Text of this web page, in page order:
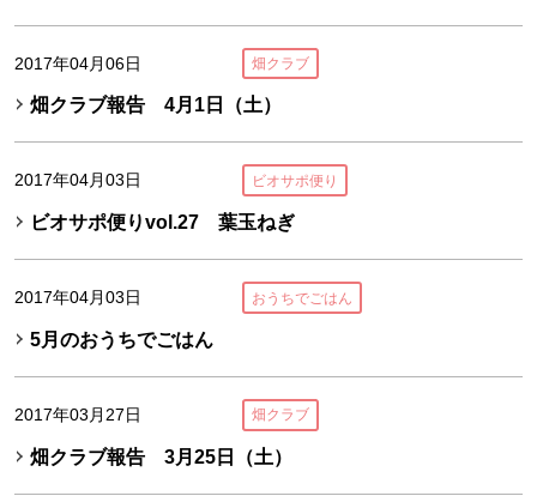
2017年04月06日 畑クラブ
畑クラブ報告 4月1日（土）
2017年04月03日 ビオサポ便り
ビオサポ便りvol.27 葉玉ねぎ
2017年04月03日 おうちでごはん
5月のおうちでごはん
2017年03月27日 畑クラブ
畑クラブ報告 3月25日（土）